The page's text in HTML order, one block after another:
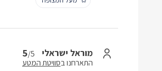
מוראל ישראלי 5/5
התארחנו בסוויטת המטע